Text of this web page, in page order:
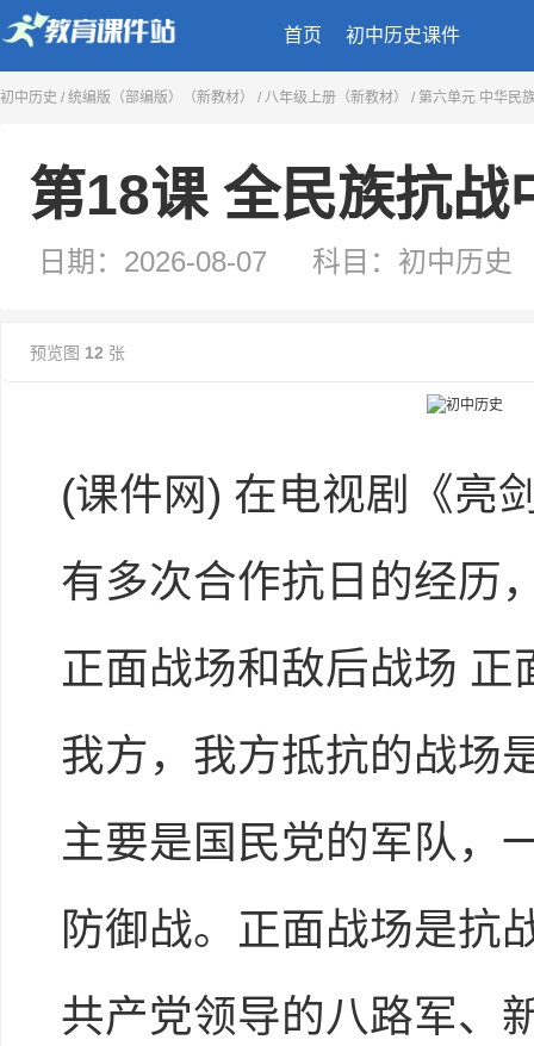
首页 初中历史课件
初中历史 / 统编版（部编版）（新教材） / 八年级上册（新教材） / 第六单元 中华民
第18课 全民族抗战中的正面战场和敌后
预览图 12 张
(课件网) 在电视剧《亮
有多次合作抗日的经历
正面战场和敌后战场
我方，我方抵抗的战场
主要是国民党的军队，
防御战。正面战场是抗
共产党领导的八路军、